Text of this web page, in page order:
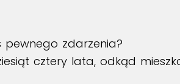
pewnego zdarzenia?
cztery lata, odkąd